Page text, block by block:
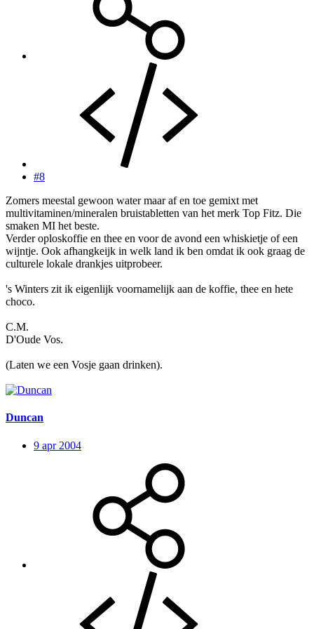
#8
Zomers meestal gewoon water maar af en toe gemixt met
multivitaminen/mineralen bruistabletten van het merk Top Fitz. Die
smaken MI het beste.
Verder oploskoffie en thee en voor de avond een whiskietje of een
wijntje. Ook afhangkeijk in welk land ik ben omdat ik ook graag de
culturele lokale drankjes uitprobeer.
's Winters zit ik eigenlijk voornamelijk aan de koffie, thee en hete
choco.
C.M.
D'Oude Vos.
(Laten we een Vosje gaan drinken).
Duncan
9 apr 2004